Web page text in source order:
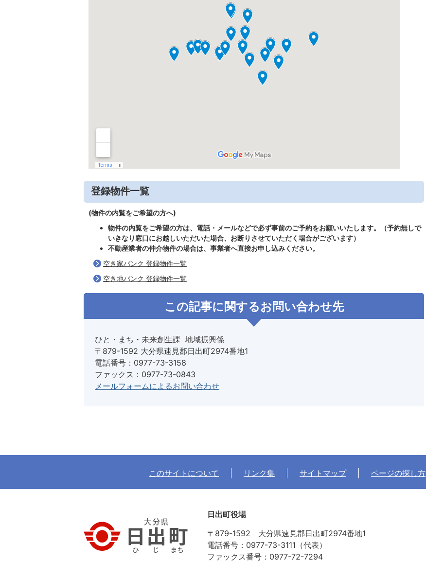
登録物件一覧
(物件の内覧をご希望の方へ)
物件の内覧をご希望の方は、電話・メールなどで必ず事前のご予約をお願いいたします。（予約無しで
いきなり窓口にお越しいただいた場合、お断りさせていただく場合がございます）
不動産業者の仲介物件の場合は、事業者へ直接お申し込みください。
空き家バンク 登録物件一覧
空き地バンク 登録物件一覧
この記事に関するお問い合わせ先
ひと・まち・未来創生課 地域振興係
〒879-1592 大分県速見郡日出町2974番地1
電話番号：0977-73-3158
ファックス：0977-73-0843
メールフォームによるお問い合わせ
このサイトについて リンク集 サイトマップ ページの探し方
日出町役場
〒879-1592 大分県速見郡日出町2974番地1
電話番号：0977-73-3111（代表）
ファックス番号：0977-72-7294